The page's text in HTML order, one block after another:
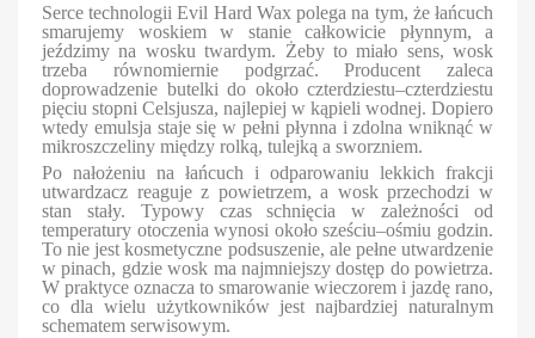
Serce technologii Evil Hard Wax polega na tym, że łańcuch
smarujemy woskiem w stanie całkowicie płynnym, a
jeździmy na wosku twardym. Żeby to miało sens, wosk
trzeba równomiernie podgrzać. Producent zaleca
doprowadzenie butelki do około czterdziestu–czterdziestu
pięciu stopni Celsjusza, najlepiej w kąpieli wodnej. Dopiero
wtedy emulsja staje się w pełni płynna i zdolna wniknąć w
mikroszczeliny między rolką, tulejką a sworzniem.
Po nałożeniu na łańcuch i odparowaniu lekkich frakcji
utwardzacz reaguje z powietrzem, a wosk przechodzi w
stan stały. Typowy czas schnięcia w zależności od
temperatury otoczenia wynosi około sześciu–ośmiu godzin.
To nie jest kosmetyczne podsuszenie, ale pełne utwardzenie
w pinach, gdzie wosk ma najmniejszy dostęp do powietrza.
W praktyce oznacza to smarowanie wieczorem i jazdę rano,
co dla wielu użytkowników jest najbardziej naturalnym
schematem serwisowym.